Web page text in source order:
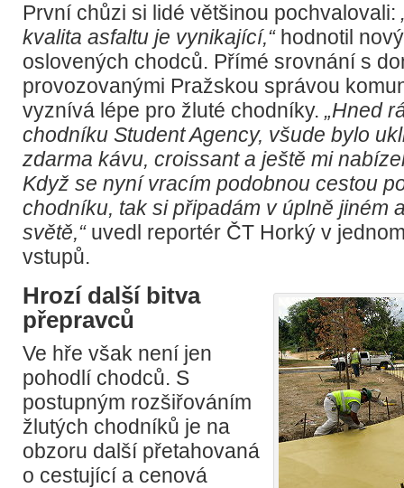
První chůzi si lidé většinou pochvalovali:
kvalita asfaltu je vynikající,“hodnotil
oslovených chodců. Přímé srovnání s
provozovanými Pražskou správou
vyznívá lépe pro žluté chodníky. „Hned
chodníku Student Agency, všude bylo
zdarma kávu, croissant a ještě mi
Když se nyní vracím podobnou cestou
chodníku, tak si připadám v úplně jiném
světě,“uvedl reportér ČT Horký v
vstupů.
Hrozí další bitva
přepravců
Ve hře však není jen
pohodlí chodců. S
postupným rozšiřováním
žlutých chodníků je na
obzoru další přetahovaná
o cestující a cenová